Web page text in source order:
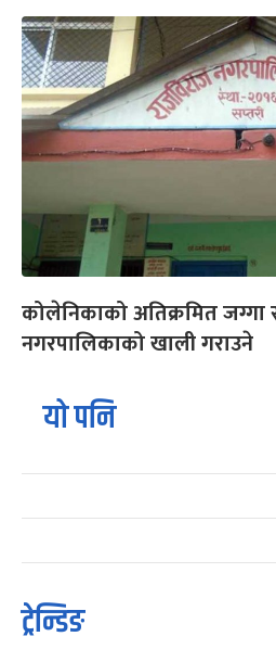
कोलेनिकाको अतिक्रमित जग्गा
नगरपालिकाको खाली गराउने
यो पनि
ट्रेन्डिङ